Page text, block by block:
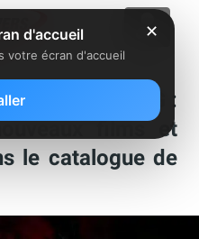
Free Mobile 5G :
films et
le catalogue de
✕
d'accueil
votre écran d'accueil